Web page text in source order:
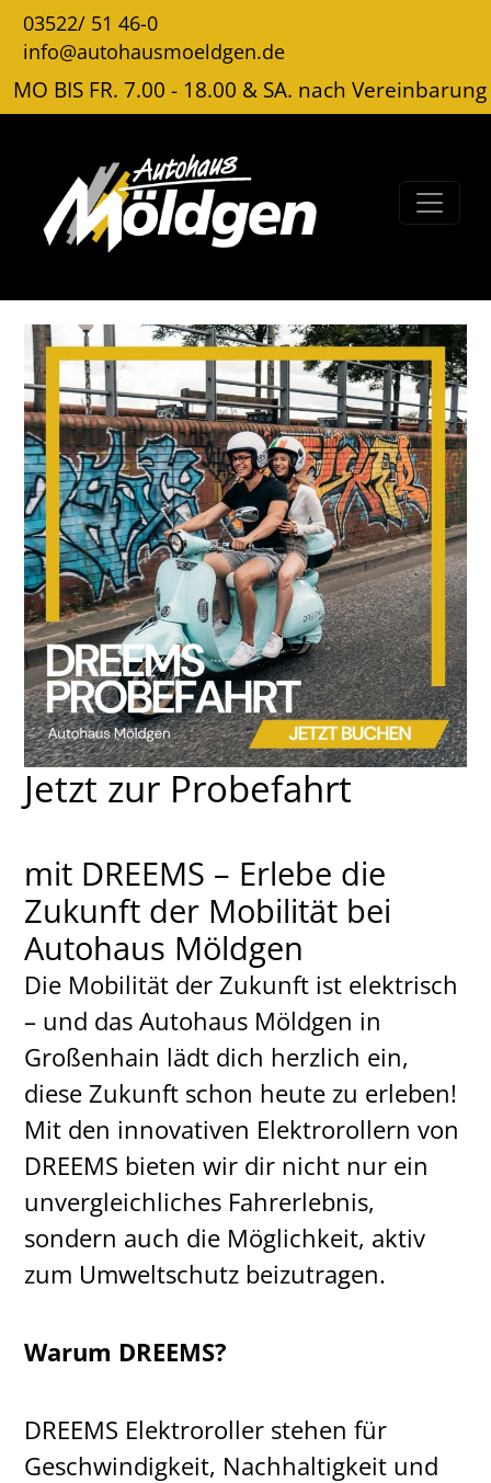
03522/ 51 46-0
info@autohausmoeldgen.de
MO BIS FR. 7.00 - 18.00 & SA. nach Vereinbarung
Jetzt zur Probefahrt
mit DREEMS – Erlebe die
Zukunft der Mobilität bei
Autohaus Möldgen
Die Mobilität der Zukunft ist elektrisch
– und das Autohaus Möldgen in
Großenhain lädt dich herzlich ein,
diese Zukunft schon heute zu erleben!
Mit den innovativen Elektrorollern von
DREEMS bieten wir dir nicht nur ein
unvergleichliches Fahrerlebnis,
sondern auch die Möglichkeit, aktiv
zum Umweltschutz beizutragen.
Warum DREEMS?
DREEMS Elektroroller stehen für
Geschwindigkeit, Nachhaltigkeit und